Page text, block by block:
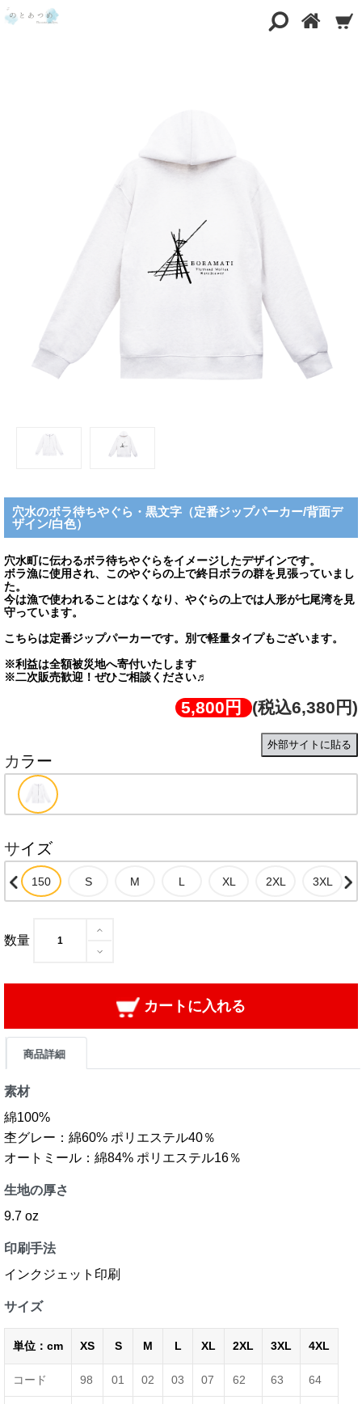
穴水のボラ待ちやぐら・黒文字（定番ジップパーカー/背面デ
ザイン/白色）
穴水町に伝わるボラ待ちやぐらをイメージしたデザインです。
ボラ漁に使用され、このやぐらの上で終日ボラの群を見張っていまし
た。
今は漁で使われることはなくなり、やぐらの上では人形が七尾湾を見
守っています。
こちらは定番ジップパーカーです。別で軽量タイプもございます。
※利益は全額被災地へ寄付いたします
※二次販売歓迎！ぜひご相談ください♬
5,800円 (税込6,380円)
外部サイトに貼る
カラー
サイズ
数量
カートに入れる
商品詳細
素材
綿100%
杢グレー：綿60% ポリエステル40％
オートミール：綿84% ポリエステル16％
生地の厚さ
9.7 oz
印刷手法
インクジェット印刷
サイズ
単位：cm XS S M L XL 2XL 3XL 4XL
コード 98 01 02 03 07 62 63 64